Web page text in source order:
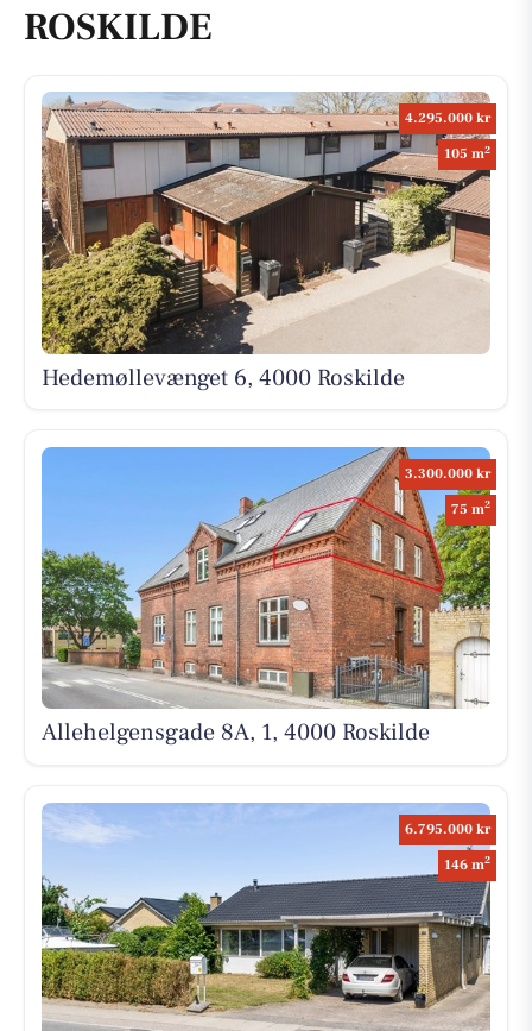
ROSKILDE
4.295.000 kr
105 m2
Hedemøllevænget 6, 4000 Roskilde
3.300.000 kr
75 m2
Allehelgensgade 8A, 1, 4000 Roskilde
6.795.000 kr
146 m2